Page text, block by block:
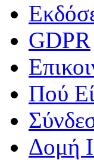
GDPR
Πού
Δομή